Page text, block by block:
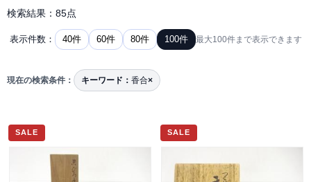
検索結果：85点
表示件数： 40件 60件 80件 100件 最大100件まで表示できます
現在の検索条件： キーワード： 香合×
SALE SALE